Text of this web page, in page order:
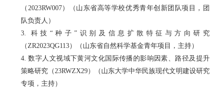
（2023RW007）（山东省高等学校优秀青年创新团队项目，团
队负责人）
3. 科技“种子”识别及信息扩散特征与方向研究
（ZR2023QG113）（山东省自然科学基金青年项目，主持）
4. 数字人文视域下黄河文化国际传播的影响因素、路径及提升
策略研究（23RWZX29）（山东大学中华民族现代文明建设研究
专项，主持）